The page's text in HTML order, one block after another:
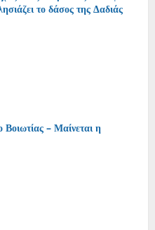
το δάσος της Δαδιάς
– Μαίνεται η